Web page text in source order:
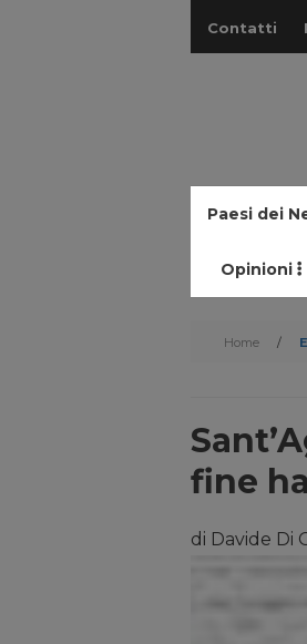
Contatti
Paesi dei
Opinioni
Home /
fine
di Davide Di